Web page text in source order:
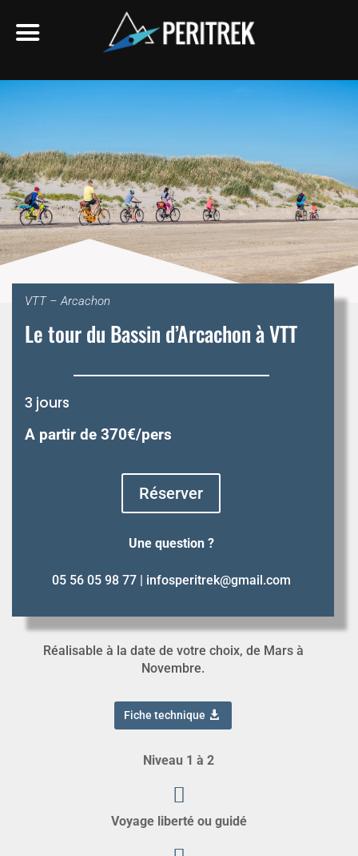
VTT – Arcachon
Le tour du Bassin d’Arcachon à VTT
3 jours
A partir de 370€/pers
Réserver
Une question ?
05 56 05 98 77 | infosperitrek@gmail.com
Réalisable à la date de votre choix, de Mars à
Novembre.
Fiche technique
Niveau 1 à 2
Voyage liberté ou guidé